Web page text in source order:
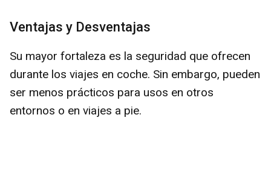
Ventajas y Desventajas
Su mayor fortaleza es la seguridad que ofrecen
durante los viajes en coche. Sin embargo, pueden
ser menos prácticos para usos en otros
entornos o en viajes a pie.